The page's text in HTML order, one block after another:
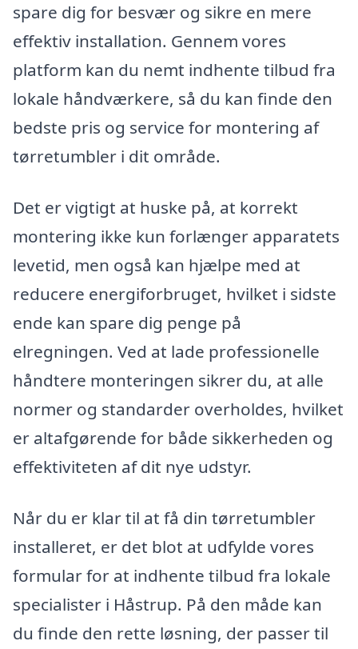
spare dig for besvær og sikre en mere
effektiv installation. Gennem vores
platform kan du nemt indhente tilbud fra
lokale håndværkere, så du kan finde den
bedste pris og service for montering af
tørretumbler i dit område.
Det er vigtigt at huske på, at korrekt
montering ikke kun forlænger apparatets
levetid, men også kan hjælpe med at
reducere energiforbruget, hvilket i sidste
ende kan spare dig penge på
elregningen. Ved at lade professionelle
håndtere monteringen sikrer du, at alle
normer og standarder overholdes, hvilket
er altafgørende for både sikkerheden og
effektiviteten af dit nye udstyr.
Når du er klar til at få din tørretumbler
installeret, er det blot at udfylde vores
formular for at indhente tilbud fra lokale
specialister i Håstrup. På den måde kan
du finde den rette løsning, der passer til